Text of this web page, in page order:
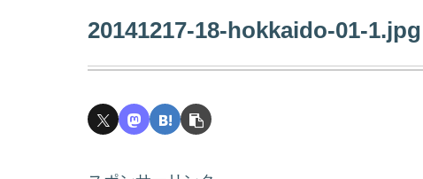
20141217-18-hokkaido-01-1.jpg